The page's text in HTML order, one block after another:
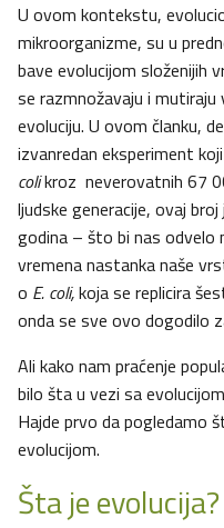
U ovom kontekstu,
mikroorganizme, su u
bave evolucijom složenijih
se razmnožavaju i
evoluciju. U ovom članku,
izvanredan eksperiment
colikroz neverovatnih 67
ljudske generacije, ovaj
godina – što bi nas odvelo
vremena nastanka naše
o E. coli,koja se replicira
onda se sve ovo dogodilo
Ali kako nam praćenje
bilo šta u vezi sa
Hajde prvo da pogledamo
evolucijom.
Šta je evolucija?